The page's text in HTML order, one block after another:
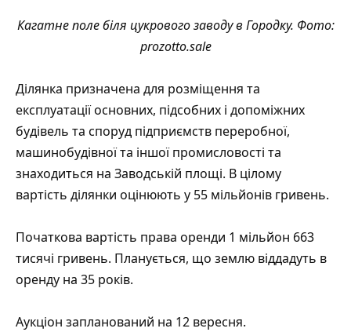
Кагатне поле біля цукрового заводу в Городку. Фото:
prozotto.sale
Ділянка призначена для розміщення та
експлуатації основних, підсобних і допоміжних
будівель та споруд підприємств переробної,
машинобудівної та іншої промисловості та
знаходиться на Заводській площі. В цілому
вартість ділянки оцінюють у 55 мільйонів гривень.
Початкова вартість права оренди 1 мільйон 663
тисячі гривень. Планується, що землю віддадуть в
оренду на 35 років.
Аукціон запланований на 12 вересня.